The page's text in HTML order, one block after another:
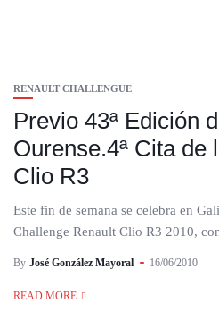
RENAULT CHALLENGUE
Previo 43ª Edición
Ourense.4ª Cita de
Clio R3
Este fin de semana se celebra en
Challenge Renault Clio R3 2010,
By José González Mayoral 16/06/2010
READ MORE